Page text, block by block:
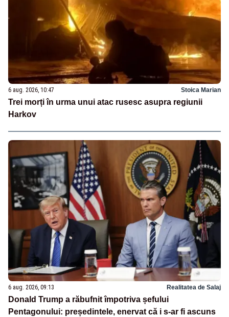
6 aug. 2026, 10:47 Stoica Marian
Trei morți în urma unui atac rusesc asupra regiunii
Harkov
6 aug. 2026, 09:13 Realitatea de Salaj
Donald Trump a răbufnit împotriva șefului
Pentagonului: președintele, enervat că i s-ar fi ascuns